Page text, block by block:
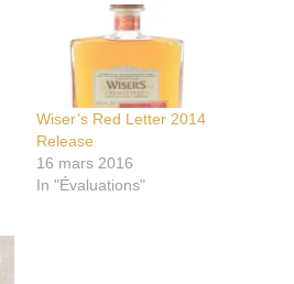
Wiser’s Red Letter 2014
Release
16 mars 2016
In "Évaluations"